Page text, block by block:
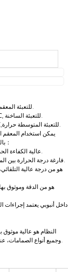
1) 5℃←65℃(التجانس)←95℃(30S)←138(4S)← ℃25℃,للتعبئة المعقمة.
2) 5℃←65℃(التجانس)←115℃/125℃(5-15S)←88 -℃90℃, للتعبئة الساخنة.
3) 5℃←65℃(التجانس)←115℃/125℃(5-15S)←75 -℃78℃,للتعبئة المتوسطة حرارة.
يمكن استخدام المعقم
بالمقارنة مع هذا النوع من آلات التعقيم ، فهي تتمتع بالميزات التالية：
1. عالية الكفاءة الحرارة، 90٪ من الحرارة يمكن إعادة استخدامها بعد معالج المنتج.
2. فارغة درجة الحرارة بين المنتج ومتوسط متوسطة صغيرة، وبالتالي فإن التدفئة هو لطيف.
وجميع أنواع الصمامات، عناصر من الكهربائية هي كل من العلامات التجارية المعروفة العالم.